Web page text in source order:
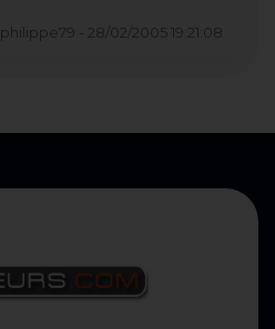
- 28/02/2005 19:21:08